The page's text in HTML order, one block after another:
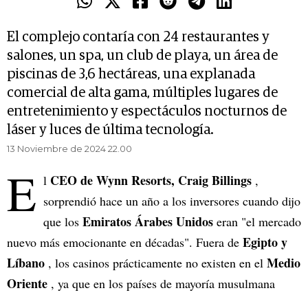
El complejo contaría con 24 restaurantes y
salones, un spa, un club de playa, un área de
piscinas de 3,6 hectáreas, una explanada
comercial de alta gama, múltiples lugares de
entretenimiento y espectáculos nocturnos de
láser y luces de última tecnología.
13 Noviembre de 2024 22.00
E l CEO de Wynn Resorts, Craig Billings ,
sorprendió hace un año a los inversores cuando dijo
que los Emiratos Árabes Unidos eran "el mercado
nuevo más emocionante en décadas". Fuera de Egipto y
Líbano , los casinos prácticamente no existen en el Medio
Oriente , ya que en los países de mayoría musulmana